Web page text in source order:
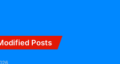
Posts